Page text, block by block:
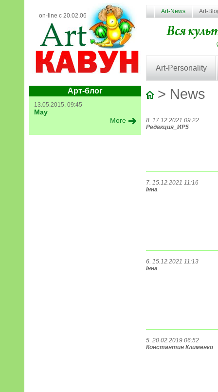
on-line с 20.02.06
Art-News Art-
Art-Personality
Арт-блог
13.05.2015, 09:45
May
More
> News
8. 17.12.2021 09:22
Редакция_ИР5
7. 15.12.2021 11:16
Інна
6. 15.12.2021 11:13
Інна
5. 20.02.2019 06:52
Константин Клименко